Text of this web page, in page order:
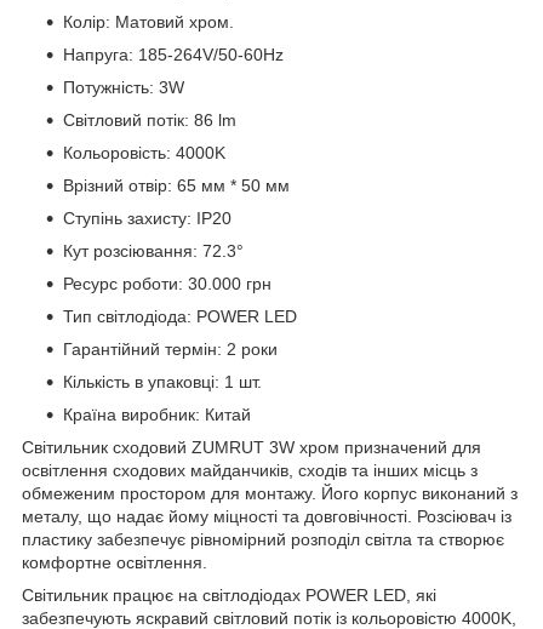
Колір: Матовий хром.
Напруга: 185-264V/50-60Hz
Потужність: 3W
Світловий потік: 86 lm
Кольоровість: 4000K
Врізний отвір: 65 мм * 50 мм
Ступінь захисту: IP20
Кут розсіювання: 72.3°
Ресурс роботи: 30.000 грн
Тип світлодіода: POWER LED
Гарантійний термін: 2 роки
Кількість в упаковці: 1 шт.
Країна виробник: Китай
Світильник сходовий ZUMRUT 3W хром призначений для
освітлення сходових майданчиків, сходів та інших місць з
обмеженим простором для монтажу. Його корпус виконаний з
металу, що надає йому міцності та довговічності. Розсіювач із
пластику забезпечує рівномірний розподіл світла та створює
комфортне освітлення.
Світильник працює на світлодіодах POWER LED, які
забезпечують яскравий світловий потік із кольоровістю 4000K,